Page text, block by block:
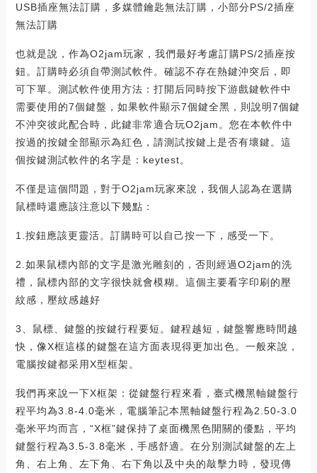
USB插座無法訂購，多媒體鑰匙無法訂購，小部分PS/2插座
無法訂購
也就是說，作為O2jam玩家，我們最好考慮訂購PS/2插座按
鈕。訂購時必須自帶測試軟件。確認不存在熱鍵沖突后，即
可下單。測試軟件使用方法：打開后同時按下游戲鍵軟件中
需要使用的7個鍵盤，如果軟件顯示7個鍵全黑，則說明7個鍵
不沖突彼此配合時，此鍵非常適合玩O2jam。您在本軟件中
按過的按鍵全部顯示為紅色，請測試按鍵上是否有壞鍵。這
個按鍵測試軟件的名字是：keytest。
不僅是這個問題，對于O2jam玩家來說，我個人認為在選購
鼠標時還應該注意以下幾點：
1.按鈕應該更靈活。訂購時可以自己按一下，感受一下。
2.如果鼠標內部的文字是激光雕刻的，否則經過O2jam的洗
禮，鼠標內部的文字很快就會模糊。這個主要看字印刷的壓
紋感，壓紋感越好
3、鼠標、鍵盤的按鍵行程要短。鍵程越短，鍵盤響應時間越
快，像X框這樣的鍵盤在這方面表現得更加出色。一般來說，
電腦按鍵都采用X型框架。
我們再來說一下X框架：從鍵盤行程來看，臺式機黑軸鍵盤行
程平均為3.8-4.0毫米，電腦筆記本黑軸鍵盤行程為2.50-3.0
毫米平均而言，“X框”鍵保持了桌面機黑色開關的優點，平均
鍵盤行程為3.5-3.8毫米，手感舒適。在分別測試鍵盤的左上
角、右上角、左下角、右下角以及中央的敲擊力時，發現傳